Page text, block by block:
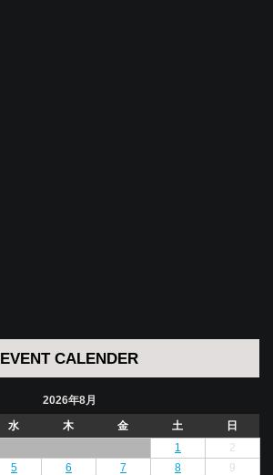
EVENT CALENDER
2026年8月
水 木 金 土
日
1
2
5 6 7 8
9